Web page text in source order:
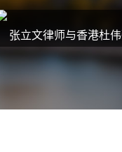
张立文律师与香港杜